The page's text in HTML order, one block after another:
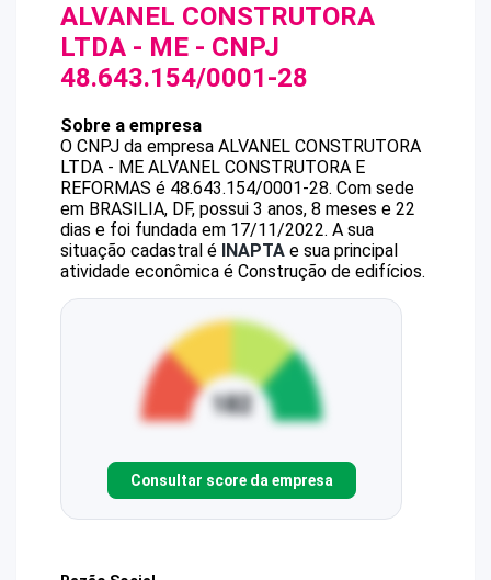
ALVANEL CONSTRUTORA
LTDA - ME - CNPJ
48.643.154/0001-28
Sobre a empresa
O CNPJ da empresa ALVANEL CONSTRUTORA
LTDA - ME ALVANEL CONSTRUTORA E
REFORMAS é 48.643.154/0001-28. Com sede
em BRASILIA, DF, possui 3 anos, 8 meses e 22
dias e foi fundada em 17/11/2022. A sua
situação cadastral é INAPTA e sua principal
atividade econômica é Construção de edifícios.
Consultar score da empresa